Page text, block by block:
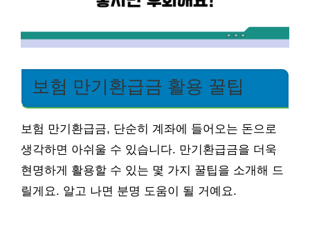
보험 만기환급금 활용 꿀팁
보험 만기환급금, 단순히 계좌에 들어오는 돈으로
생각하면 아쉬울 수 있습니다. 만기환급금을 더욱
현명하게 활용할 수 있는 몇 가지 꿀팁을 소개해 드
릴게요. 알고 나면 분명 도움이 될 거예요.